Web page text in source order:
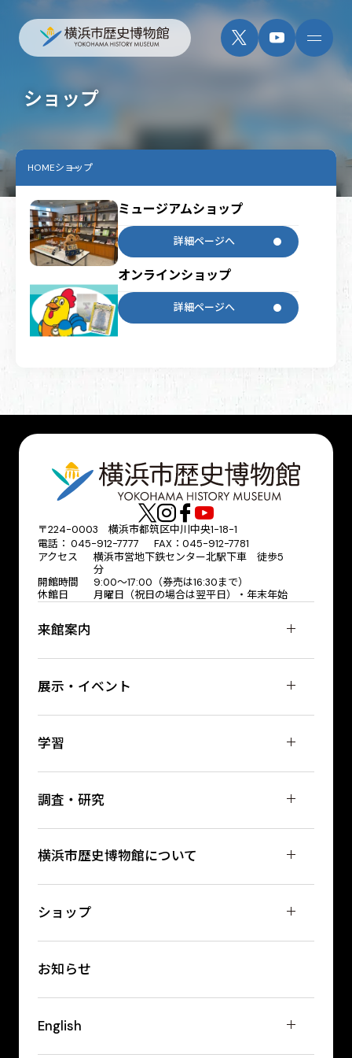
ショップ
HOMEショップ
ミュージアムショップ
詳細ページへ
オンラインショップ
詳細ページへ
〒224-0003 横浜市都筑区中川中央1-18-1
電話： 045-912-7777 FAX：045-912-7781
アクセス
横浜市営地下鉄センター北駅下車 徒歩5
分
開館時間
9:00〜17:00（券売は16:30まで）
休館日
月曜日（祝日の場合は翌平日）・年末年始
来館案内
展示・イベント
学習
調査・研究
横浜市歴史博物館について
ショップ
お知らせ
English